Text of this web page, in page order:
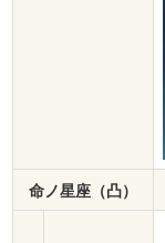
命ノ星座（凸）